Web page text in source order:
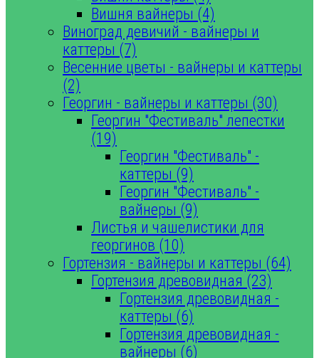
Вишня вайнеры (4)
Виноград девичий - вайнеры и
каттеры (7)
Весенние цветы - вайнеры и каттеры
(2)
Георгин - вайнеры и каттеры (30)
Георгин "Фестиваль" лепестки
(19)
Георгин "Фестиваль" -
каттеры (9)
Георгин "Фестиваль" -
вайнеры (9)
Листья и чашелистики для
георгинов (10)
Гортензия - вайнеры и каттеры (64)
Гортензия древовидная (23)
Гортензия древовидная -
каттеры (6)
Гортензия древовидная -
вайнеры (6)